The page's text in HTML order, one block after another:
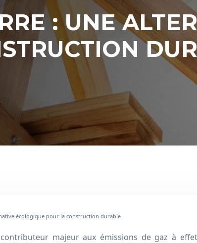
: UNE
écologique pour la construction durable
majeur aux émissions de gaz à